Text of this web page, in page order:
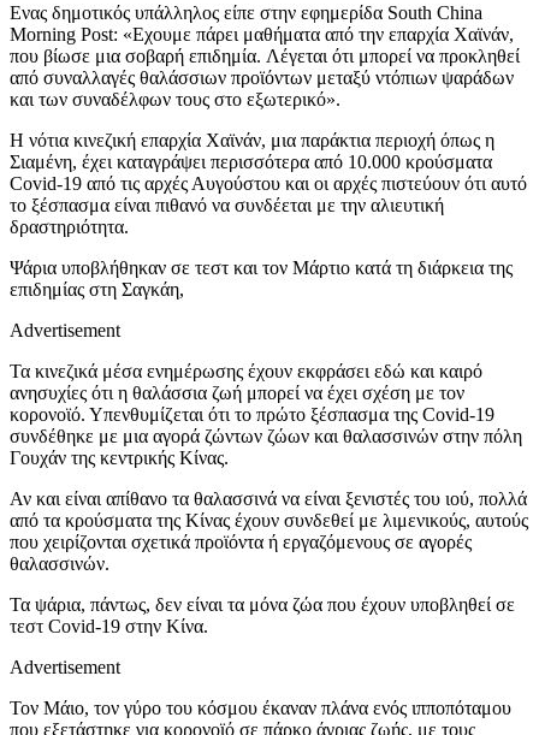
Ενας δημοτικός υπάλληλος είπε στην εφημερίδα South China
Morning Post: «Εχουμε πάρει μαθήματα από την επαρχία Χαϊνάν,
που βίωσε μια σοβαρή επιδημία. Λέγεται ότι μπορεί να προκληθεί
από συναλλαγές θαλάσσιων προϊόντων μεταξύ ντόπιων ψαράδων
και των συναδέλφων τους στο εξωτερικό».
Η νότια κινεζική επαρχία Χαϊνάν, μια παράκτια περιοχή όπως η
Σιαμένη, έχει καταγράψει περισσότερα από 10.000 κρούσματα
Covid-19 από τις αρχές Αυγούστου και οι αρχές πιστεύουν ότι αυτό
το ξέσπασμα είναι πιθανό να συνδέεται με την αλιευτική
δραστηριότητα.
Ψάρια υποβλήθηκαν σε τεστ και τον Μάρτιο κατά τη διάρκεια της
επιδημίας στη Σαγκάη,
Advertisement
Τα κινεζικά μέσα ενημέρωσης έχουν εκφράσει εδώ και καιρό
ανησυχίες ότι η θαλάσσια ζωή μπορεί να έχει σχέση με τον
κορονοϊό. Υπενθυμίζεται ότι το πρώτο ξέσπασμα της Covid-19
συνδέθηκε με μια αγορά ζώντων ζώων και θαλασσινών στην πόλη
Γουχάν της κεντρικής Κίνας.
Αν και είναι απίθανο τα θαλασσινά να είναι ξενιστές του ιού, πολλά
από τα κρούσματα της Κίνας έχουν συνδεθεί με λιμενικούς, αυτούς
που χειρίζονται σχετικά προϊόντα ή εργαζόμενους σε αγορές
θαλασσινών.
Τα ψάρια, πάντως, δεν είναι τα μόνα ζώα που έχουν υποβληθεί σε
τεστ Covid-19 στην Κίνα.
Advertisement
Τον Μάιο, τον γύρο του κόσμου έκαναν πλάνα ενός ιπποπόταμου
που εξετάστηκε για κορονοϊό σε πάρκο άγριας ζωής, με τους